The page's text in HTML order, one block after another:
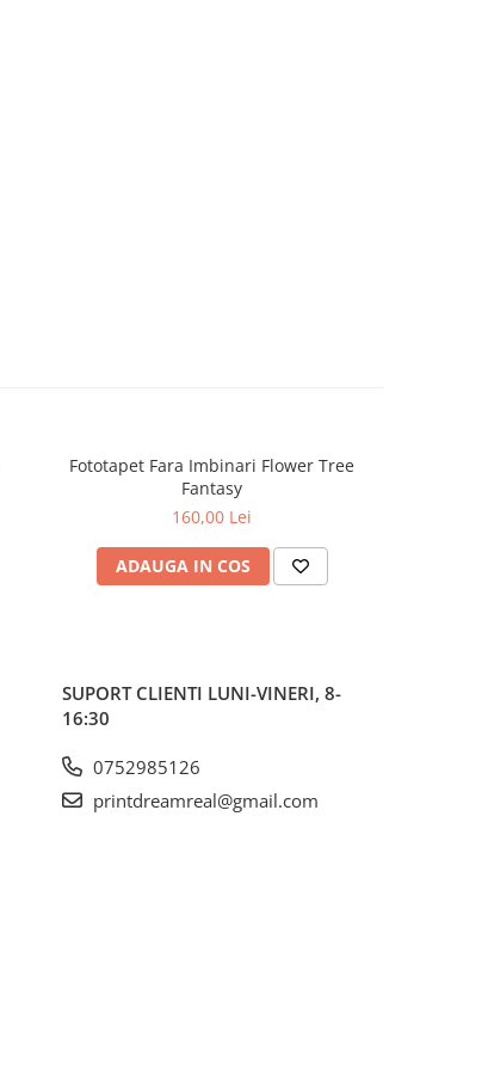
Fototapet Fara Imbinari Flower Tree
Fantasy
160,00 Lei
ADAUGA IN COS
SUPORT CLIENTI LUNI-VINERI, 8-
16:30
0752985126
printdreamreal@gmail.com